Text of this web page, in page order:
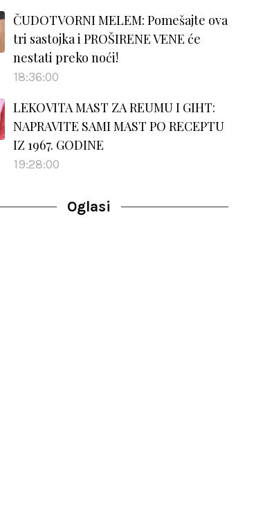
ČUDOTVORNI MELEM: Pomešajte ova
tri sastojka i PROŠIRENE VENE će
nestati preko noći!
18:36:00
LEKOVITA MAST ZA REUMU I GIHT:
NAPRAVITE SAMI MAST PO RECEPTU
IZ 1967. GODINE
19:28:00
Oglasi